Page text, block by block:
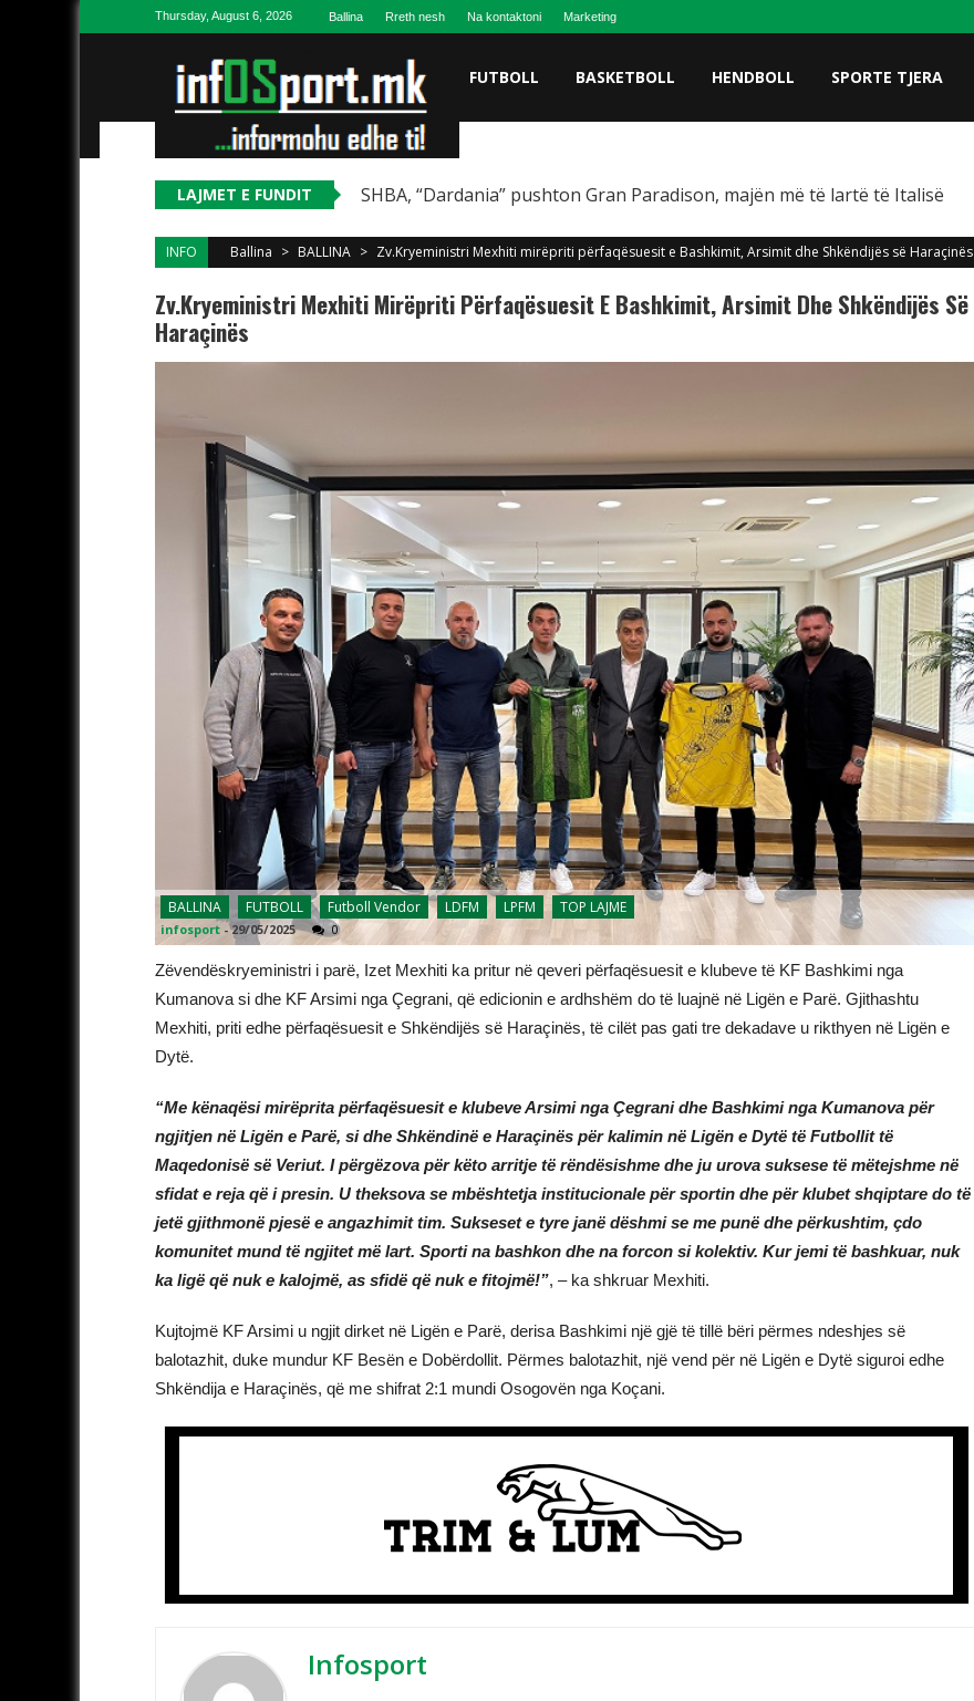
Skip to contentThursday, August 6, 2026 Ballina Rreth nesh Na kontaktoni Marketing
FUTBOLL BASKETBOLL HENDBOLL SPORTE TJERA
LAJMET E FUNDIT SHBA, “Dardania” pushton Gran Paradison, majën më të lartë të Italisë
INFO Ballina > BALLINA > Zv.Kryeministri Mexhiti mirëpriti përfaqësuesit e Bashkimit, Arsimit dhe Shkëndijës së Haraçinës
Zv.Kryeministri Mexhiti Mirëpriti Përfaqësuesit E Bashkimit, Arsimit Dhe Shkëndijës Së
Haraçinës
BALLINA FUTBOLL Futboll Vendor LDFM LPFM TOP LAJME
infosport -29/05/2025 0
Zëvendëskryeministri i parë, Izet Mexhiti ka pritur në qeveri përfaqësuesit e klubeve të KF Bashkimi nga
Kumanova si dhe KF Arsimi nga Çegrani, që edicionin e ardhshëm do të luajnë në Ligën e Parë. Gjithashtu
Mexhiti, priti edhe përfaqësuesit e Shkëndijës së Haraçinës, të cilët pas gati tre dekadave u rikthyen në Ligën e
Dytë.
“Me kënaqësi mirëprita përfaqësuesit e klubeve Arsimi nga Çegrani dhe Bashkimi nga Kumanova për
ngjitjen në Ligën e Parë, si dhe Shkëndinë e Haraçinës për kalimin në Ligën e Dytë të Futbollit të
Maqedonisë së Veriut. I përgëzova për këto arritje të rëndësishme dhe ju urova suksese të mëtejshme në
sfidat e reja që i presin. U theksova se mbështetja institucionale për sportin dhe për klubet shqiptare do të
jetë gjithmonë pjesë e angazhimit tim. Sukseset e tyre janë dëshmi se me punë dhe përkushtim, çdo
komunitet mund të ngjitet më lart. Sporti na bashkon dhe na forcon si kolektiv. Kur jemi të bashkuar, nuk
ka ligë që nuk e kalojmë, as sfidë që nuk e fitojmë!”, – ka shkruar Mexhiti.
Kujtojmë KF Arsimi u ngjit dirket në Ligën e Parë, derisa Bashkimi një gjë të tillë bëri përmes ndeshjes së
balotazhit, duke mundur KF Besën e Dobërdollit. Përmes balotazhit, një vend për në Ligën e Dytë siguroi edhe
Shkëndija e Haraçinës, që me shifrat 2:1 mundi Osogovën nga Koçani.
Infosport